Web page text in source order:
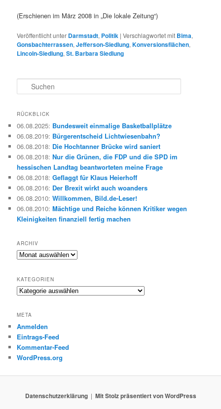
(Erschienen im März 2008 in „Die lokale Zeitung“)
Veröffentlicht unter Darmstadt, Politik |Verschlagwortet mit Bima,
Gonsbachterrassen,Jefferson-Siedlung,Konversionsflächen,
Lincoln-Siedlung,St. Barbara Siedlung
u
h
n
RÜCKBLICK
06.08.2025: Bundesweit einmalige Basketballplätze
06.08.2019: Bürgerentscheid Lichtwiesenbahn?
06.08.2018: Die Hochtanner Brücke wird saniert
06.08.2018:Nur die Grünen, die FDP und die SPD im
hessischen Landtag beantworteten meine Frage
06.08.2018:Geflaggt für Klaus Heierhoff
06.08.2016: Der Brexit wirkt auch woanders
06.08.2010:Willkommen, Bild.de-Leser!
06.08.2010:Mächtige und Reiche können Kritiker wegen
Kleinigkeiten finanziell fertig machen
ARCHIV
Archiv
KATEGORIEN
Kategorien
META
Anmelden
Eintrags-Feed
Kommentar-Feed
WordPress.org
Datenschutzerklärung Mit Stolz präsentiert von WordPress